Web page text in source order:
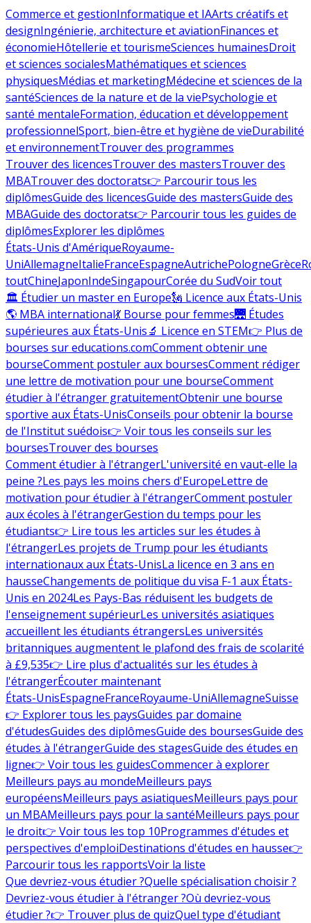
Commerce et gestionInformatique et IAArts créatifs et
designIngénierie, architecture et aviationFinances et
économieHôtellerie et tourismeSciences humainesDroit
et sciences socialesMathématiques et sciences
physiquesMédias et marketingMédecine et sciences de la
santéSciences de la nature et de la viePsychologie et
santé mentaleFormation, éducation et développement
professionnelSport, bien-être et hygiène de vieDurabilité
et environnementTrouver des programmes
Trouver des licencesTrouver des mastersTrouver des
MBATrouver des doctorats👉 Parcourir tous les
diplômesGuide des licencesGuide des mastersGuide des
MBAGuide des doctorats👉 Parcourir tous les guides de
diplômesExplorer les diplômes
États-Unis d'AmériqueRoyaume-
UniAllemagneItalieFranceEspagneAutrichePologneGrèce
toutChineJaponIndeSingapourCorée du SudVoir tout
🏛 Étudier un master en Europe🗽 Licence aux États-Unis
🌎 MBA international💃 Bourse pour femmes🌉 Études
supérieures aux États-Unis🔬 Licence en STEM👉 Plus de
bourses sur educations.comComment obtenir une
bourseComment postuler aux boursesComment rédiger
une lettre de motivation pour une bourseComment
étudier à l'étranger gratuitementObtenir une bourse
sportive aux États-UnisConseils pour obtenir la bourse
de l'Institut suédois👉 Voir tous les conseils sur les
boursesTrouver des bourses
Comment étudier à l'étrangerL'université en vaut-elle la
peine ?Les pays les moins chers d'EuropeLettre de
motivation pour étudier à l'étrangerComment postuler
aux écoles à l'étrangerGestion du temps pour les
étudiants👉 Lire tous les articles sur les études à
l'étrangerLes projets de Trump pour les étudiants
internationaux aux États-UnisLa licence en 3 ans en
hausseChangements de politique du visa F-1 aux États-
Unis en 2024Les Pays-Bas réduisent les budgets de
l'enseignement supérieurLes universités asiatiques
accueillent les étudiants étrangersLes universités
britanniques augmentent le plafond des frais de scolarité
à £9,535👉 Lire plus d'actualités sur les études à
l'étrangerÉcouter maintenant
États-UnisEspagneFranceRoyaume-UniAllemagneSuisse
👉 Explorer tous les paysGuides par domaine
d'étudesGuides des diplômesGuide des boursesGuide des
études à l'étrangerGuide des stagesGuide des études en
ligne👉 Voir tous les guidesCommencer à explorer
Meilleurs pays au mondeMeilleurs pays
européensMeilleurs pays asiatiquesMeilleurs pays pour
un MBAMeilleurs pays pour la santéMeilleurs pays pour
le droit👉 Voir tous les top 10Programmes d'études et
perspectives d'emploiDestinations d'études en hausse👉
Parcourir tous les rapportsVoir la liste
Que devriez-vous étudier ?Quelle spécialisation choisir ?
Devriez-vous étudier à l'étranger ?Où devriez-vous
étudier ?👉 Trouver plus de quizQuel type d'étudiant